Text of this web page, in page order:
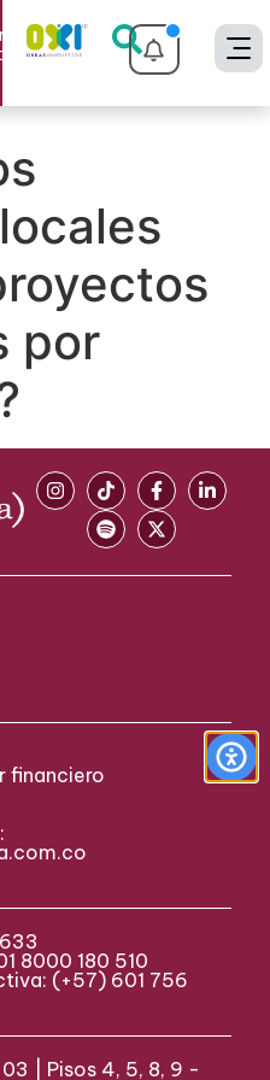
por
financiero
8000 180 510
(+57) 601 756
| Pisos 4, 5, 8, 9 -